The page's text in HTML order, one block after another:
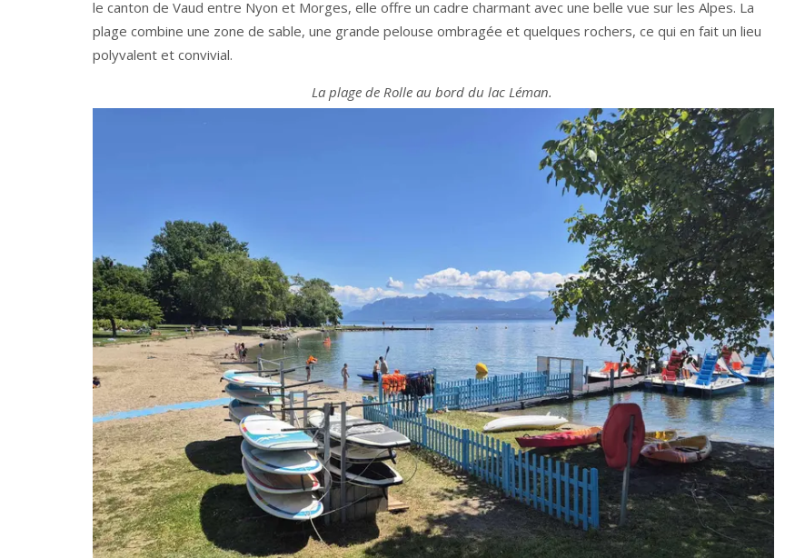
le canton de Vaud entre Nyon et Morges, elle offre un cadre charmant avec une belle vue sur les Alpes. La
plage combine une zone de sable, une grande pelouse ombragée et quelques rochers, ce qui en fait un lieu
polyvalent et convivial.
La plage de Rolle au bord du lac Léman.